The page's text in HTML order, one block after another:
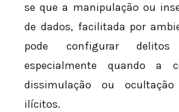
se que a manipulação ou
de dados, facilitada por
pode configurar delitos
especialmente quando a
dissimulação ou
ilícitos.